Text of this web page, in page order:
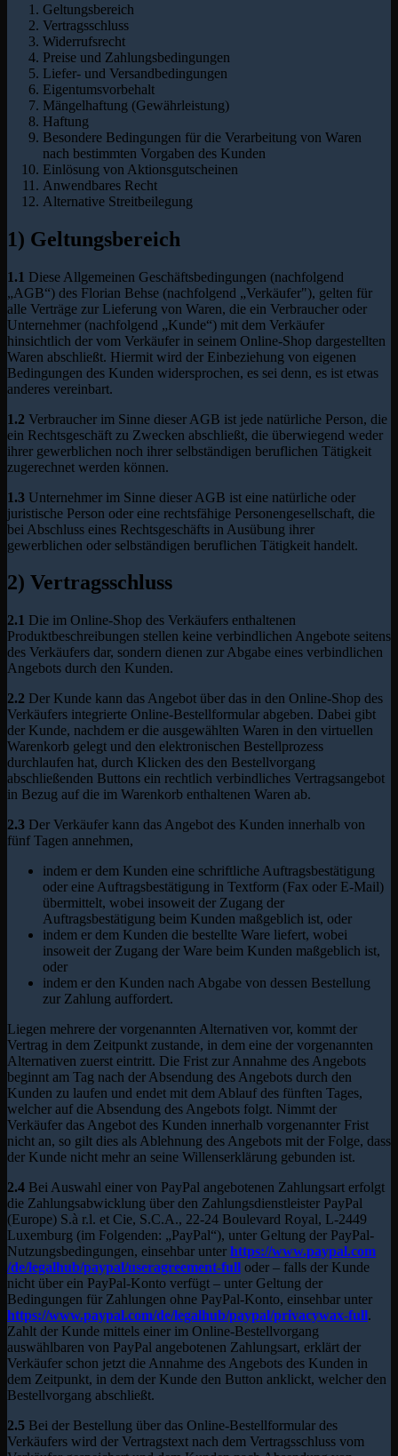
Geltungsbereich
Vertragsschluss
Widerrufsrecht
Preise und Zahlungsbedingungen
Liefer- und Versandbedingungen
Eigentumsvorbehalt
Mängelhaftung (Gewährleistung)
Haftung
Besondere Bedingungen für die Verarbeitung von Waren
nach bestimmten Vorgaben des Kunden
Einlösung von Aktionsgutscheinen
Anwendbares Recht
Alternative Streitbeilegung
1) Geltungsbereich
1.1 Diese Allgemeinen Geschäftsbedingungen (nachfolgend
„AGB“) des Florian Behse (nachfolgend „Verkäufer"), gelten für
alle Verträge zur Lieferung von Waren, die ein Verbraucher oder
Unternehmer (nachfolgend „Kunde“) mit dem Verkäufer
hinsichtlich der vom Verkäufer in seinem Online-Shop dargestellten
Waren abschließt. Hiermit wird der Einbeziehung von eigenen
Bedingungen des Kunden widersprochen, es sei denn, es ist etwas
anderes vereinbart.
1.2 Verbraucher im Sinne dieser AGB ist jede natürliche Person, die
ein Rechtsgeschäft zu Zwecken abschließt, die überwiegend weder
ihrer gewerblichen noch ihrer selbständigen beruflichen Tätigkeit
zugerechnet werden können.
1.3 Unternehmer im Sinne dieser AGB ist eine natürliche oder
juristische Person oder eine rechtsfähige Personengesellschaft, die
bei Abschluss eines Rechtsgeschäfts in Ausübung ihrer
gewerblichen oder selbständigen beruflichen Tätigkeit handelt.
2) Vertragsschluss
2.1 Die im Online-Shop des Verkäufers enthaltenen
Produktbeschreibungen stellen keine verbindlichen Angebote seitens
des Verkäufers dar, sondern dienen zur Abgabe eines verbindlichen
Angebots durch den Kunden.
2.2 Der Kunde kann das Angebot über das in den Online-Shop des
Verkäufers integrierte Online-Bestellformular abgeben. Dabei gibt
der Kunde, nachdem er die ausgewählten Waren in den virtuellen
Warenkorb gelegt und den elektronischen Bestellprozess
durchlaufen hat, durch Klicken des den Bestellvorgang
abschließenden Buttons ein rechtlich verbindliches Vertragsangebot
in Bezug auf die im Warenkorb enthaltenen Waren ab.
2.3 Der Verkäufer kann das Angebot des Kunden innerhalb von
fünf Tagen annehmen,
indem er dem Kunden eine schriftliche Auftragsbestätigung
oder eine Auftragsbestätigung in Textform (Fax oder E-Mail)
übermittelt, wobei insoweit der Zugang der
Auftragsbestätigung beim Kunden maßgeblich ist, oder
indem er dem Kunden die bestellte Ware liefert, wobei
insoweit der Zugang der Ware beim Kunden maßgeblich ist,
oder
indem er den Kunden nach Abgabe von dessen Bestellung
zur Zahlung auffordert.
Liegen mehrere der vorgenannten Alternativen vor, kommt der
Vertrag in dem Zeitpunkt zustande, in dem eine der vorgenannten
Alternativen zuerst eintritt. Die Frist zur Annahme des Angebots
beginnt am Tag nach der Absendung des Angebots durch den
Kunden zu laufen und endet mit dem Ablauf des fünften Tages,
welcher auf die Absendung des Angebots folgt. Nimmt der
Verkäufer das Angebot des Kunden innerhalb vorgenannter Frist
nicht an, so gilt dies als Ablehnung des Angebots mit der Folge, dass
der Kunde nicht mehr an seine Willenserklärung gebunden ist.
2.4 Bei Auswahl einer von PayPal angebotenen Zahlungsart erfolgt
die Zahlungsabwicklung über den Zahlungsdienstleister PayPal
(Europe) S.à r.l. et Cie, S.C.A., 22-24 Boulevard Royal, L-2449
Luxemburg (im Folgenden: „PayPal“), unter Geltung der PayPal-
Nutzungsbedingungen, einsehbar unter https://www.paypal.com
/de/legalhub/paypal/useragreement-full oder – falls der Kunde
nicht über ein PayPal-Konto verfügt – unter Geltung der
Bedingungen für Zahlungen ohne PayPal-Konto, einsehbar unter
https://www.paypal.com/de/legalhub/paypal/privacywax-full.
Zahlt der Kunde mittels einer im Online-Bestellvorgang
auswählbaren von PayPal angebotenen Zahlungsart, erklärt der
Verkäufer schon jetzt die Annahme des Angebots des Kunden in
dem Zeitpunkt, in dem der Kunde den Button anklickt, welcher den
Bestellvorgang abschließt.
2.5 Bei der Bestellung über das Online-Bestellformular des
Verkäufers wird der Vertragstext nach dem Vertragsschluss vom